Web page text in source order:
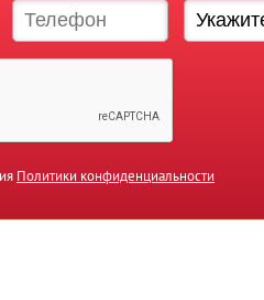
Политики конфиденциальности